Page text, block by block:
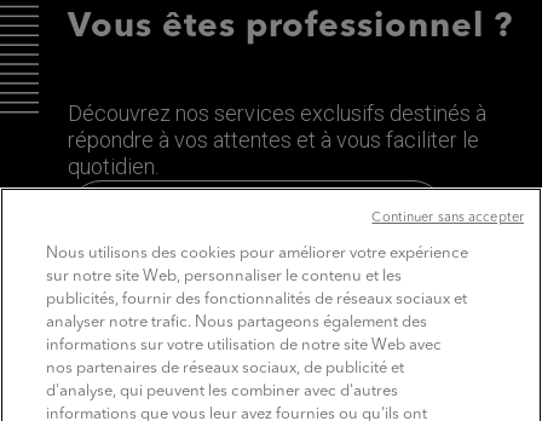
Vous êtes professionnel ?
Découvrez nos services exclusifs destinés à
répondre à vos attentes et à vous faciliter le
quotidien.
Découvrez le site dédié aux Pros
Nous utilisons des cookies pour améliorer votre expérience
sur notre site Web, personnaliser le contenu et les
publicités, fournir des fonctionnalités de réseaux sociaux et
analyser notre trafic. Nous partageons également des
informations sur votre utilisation de notre site Web avec
nos partenaires de réseaux sociaux, de publicité et
d'analyse, qui peuvent les combiner avec d'autres
informations que vous leur avez fournies ou qu'ils ont
Continuer sans accepter